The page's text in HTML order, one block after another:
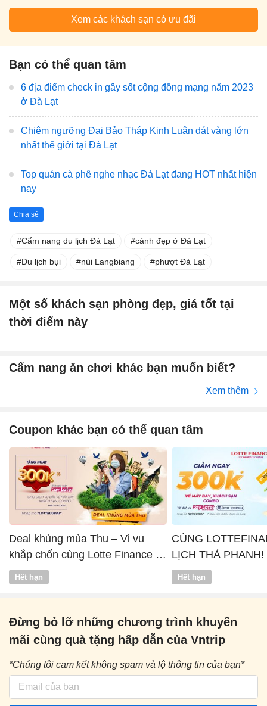
Xem các khách sạn có ưu đãi
Bạn có thể quan tâm
6 địa điểm check in gây sốt cộng đồng mạng năm 2023
ở Đà Lạt
Chiêm ngưỡng Đại Bảo Tháp Kinh Luân dát vàng lớn
nhất thế giới tại Đà Lạt
Top quán cà phê nghe nhạc Đà Lạt đang HOT nhất hiện
nay
Chia sẻ
Cẩm nang du lịch Đà Lạt cảnh đẹp ở Đà Lạt
Du lịch bụi núi Langbiang phượt Đà Lạt
Một số khách sạn phòng đẹp, giá tốt tại
thời điểm này
Cẩm nang ăn chơi khác bạn muốn biết?
Xem thêm
Coupon khác bạn có thể quan tâm
Deal khủng mùa Thu – Vi vu
khắp chốn cùng Lotte Finance x
Vntrip
Hết hạn
CÙNG
LỊCH THẢ PHANH!
Hết hạn
Đừng bỏ lỡ những chương trình khuyến
mãi cùng quà tặng hấp dẫn của Vntrip
*Chúng tôi cam kết không spam và lộ thông tin của bạn*